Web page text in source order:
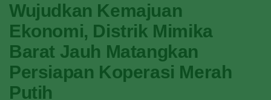
Wujudkan Kemajuan
Ekonomi, Distrik Mimika
Barat Jauh Matangkan
Persiapan Koperasi Merah
Putih